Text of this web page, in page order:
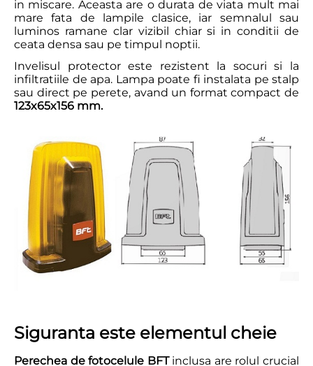
in miscare. Aceasta are o durata de viata mult mai
mare fata de lampile clasice, iar semnalul sau
luminos ramane clar vizibil chiar si in conditii de
ceata densa sau pe timpul noptii.
Invelisul protector este rezistent la socuri si la
infiltratiile de apa. Lampa poate fi instalata pe stalp
sau direct pe perete, avand un format compact de
123x65x156 mm.
Siguranta este elementul cheie
Perechea de fotocelule BFTinclusa are rolul crucial